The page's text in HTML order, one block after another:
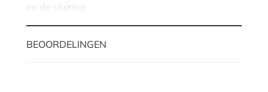
en de sluiting.
BEOORDELINGEN